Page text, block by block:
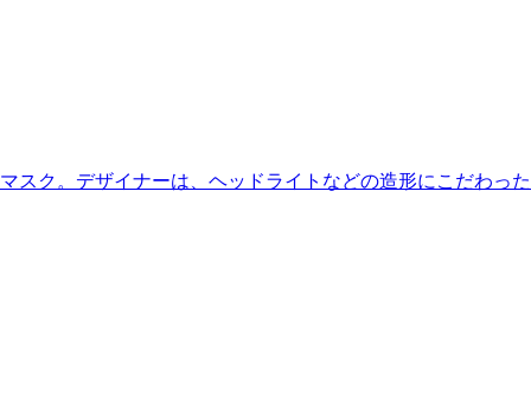
スク。デザイナーは、ヘッドライトなどの造形にこだわった